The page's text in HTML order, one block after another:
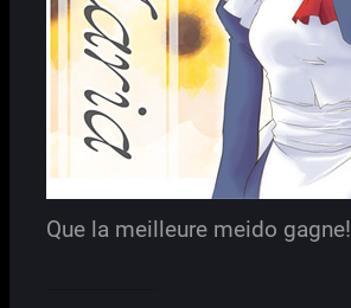
Que la meilleure meido gagne!